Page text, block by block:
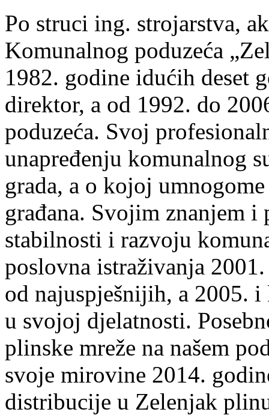
Po struci ing. strojarstva,
Komunalnog poduzeća
1982. godine idućih deset
direktor, a od 1992. do
poduzeća. Svoj
unapređenju komunalnog
grada, a o kojoj
građana. Svojim znanjem
stabilnosti i razvoju
poslovna istraživanja
od najuspješnijih, a 2005.
u svojoj djelatnosti.
plinske mreže na našem
svoje mirovine 2014.
distribucije u Zelenjak